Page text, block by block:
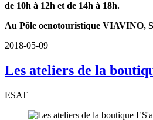
de 10h à 12h et de 14h à 18h.
Au Pôle oenotouristique VIAVINO,
2018-05-09
Les ateliers de la
ESAT